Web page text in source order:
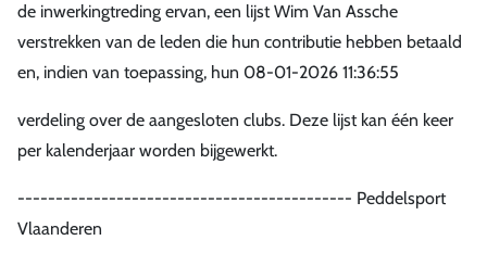
de inwerkingtreding ervan, een lijst Wim Van Assche
verstrekken van de leden die hun contributie hebben betaald
en, indien van toepassing, hun 08-01-2026 11:36:55
verdeling over de aangesloten clubs. Deze lijst kan één keer
per kalenderjaar worden bijgewerkt.
-------------------------------------------- Peddelsport
Vlaanderen